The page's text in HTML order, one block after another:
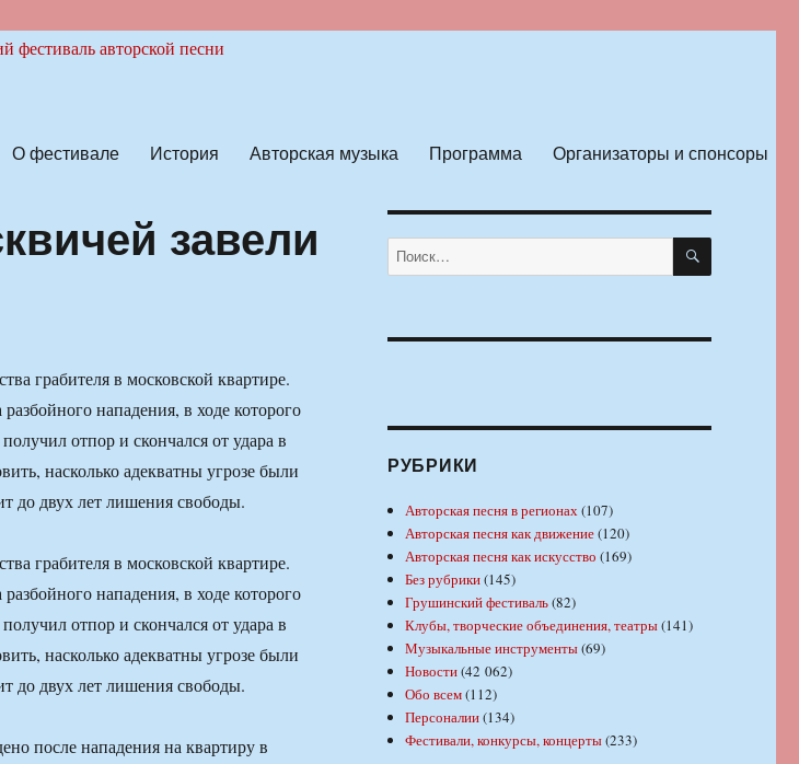
О фестивале История Авторская музыка Программа Организаторы и спонсоры
завели
грабителя в московской квартире.
нападения, в ходе которого
отпор и скончался от удара в
насколько адекватны угрозе были
до двух лет лишения свободы.
грабителя в московской квартире.
нападения, в ходе которого
отпор и скончался от удара в
насколько адекватны угрозе были
до двух лет лишения свободы.
после нападения на квартиру в
Искать: ПОИСК
РУБРИКИ
Авторская песня в регионах(107)
Авторская песня как движение(120)
Авторская песня как искусство (169)
Без рубрики(145)
Грушинский фестиваль(82)
Клубы, творческие объединения, театры(141)
Музыкальные инструменты(69)
Новости(42 062)
Обо всем(112)
Персоналии(134)
Фестивали, конкурсы, концерты(233)